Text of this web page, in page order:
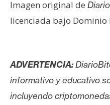
Imagen original de
licenciada bajo Dominio
ADVERTENCIA:
informativo y educativo
incluyendo